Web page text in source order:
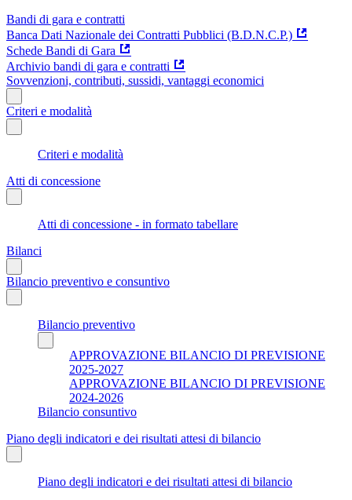
Bandi di gara e contratti
Banca Dati Nazionale dei Contratti Pubblici (B.D.N.C.P.)
Schede Bandi di Gara
Archivio bandi di gara e contratti
Sovvenzioni, contributi, sussidi, vantaggi economici
Criteri e modalità
Criteri e modalità
Atti di concessione
Atti di concessione - in formato tabellare
Bilanci
Bilancio preventivo e consuntivo
Bilancio preventivo
APPROVAZIONE BILANCIO DI PREVISIONE
2025-2027
APPROVAZIONE BILANCIO DI PREVISIONE
2024-2026
Bilancio consuntivo
Piano degli indicatori e dei risultati attesi di bilancio
Piano degli indicatori e dei risultati attesi di bilancio